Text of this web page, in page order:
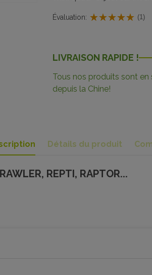
Évaluation: (1)
LIVRAISON RAPIDE !
Tous nos produits sont
depuis la Chine!
Détails du produit
REPTI, RAPTOR...